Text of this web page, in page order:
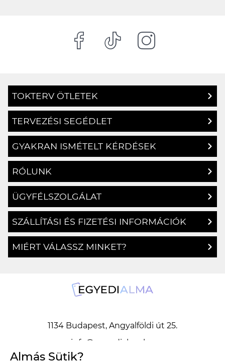
TOKTERV ÖTLETEK
TERVEZÉSI SEGÉDLET
GYAKRAN ISMÉTELT KÉRDÉSEK
RÓLUNK
ÜGYFÉLSZOLGÁLAT
SZÁLLÍTÁSI ÉS FIZETÉSI INFORMÁCIÓK
MIÉRT VÁLASSZ MINKET?
1134 Budapest, Angyalföldi út 25.
info@egyedialma.hu
Almás Sütik?